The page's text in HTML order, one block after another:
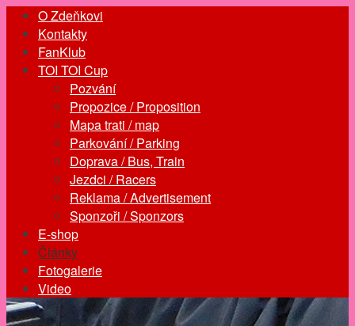
O Zdeňkovi
Kontakty
FanKlub
TOI TOI Cup
Pozvání
Propozice / Proposition
Mapa trati / map
Parkování / Parking
Doprava / Bus, Train
Jezdci / Racers
Reklama / Advertisement
Sponzoři / Sponzors
E-shop
Články
Fotogalerie
Video